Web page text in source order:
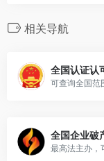
相关导航
全国认证认
可查询全国范
全国企业破
最高法主办，